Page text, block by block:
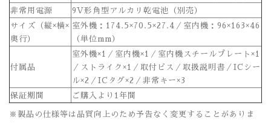
非常用電源
9V形角型アルカリ乾電池（別売）
サイズ（縦×横×
奥行）
室外機：174.5×70.5×27.4／室内機：96×163×46
（単位mm）
付属品
室外機×1／室内機×1／室内機スチールプレート×1
／ストライク×1／取付ビス／取扱説明書／ICシー
ル×2／ICタグ×2／非常キー×3
保証期間
ご購入より1年間
※製品の仕様等は品質向上のため予告なく変更することがありま